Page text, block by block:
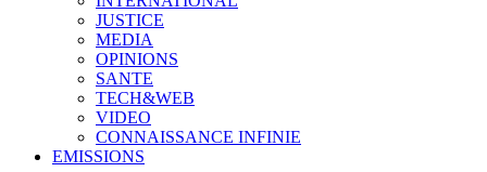
JUSTICE
MEDIA
OPINIONS
SANTE
TECH&WEB
VIDEO
CONNAISSANCE INFINIE
EMISSIONS